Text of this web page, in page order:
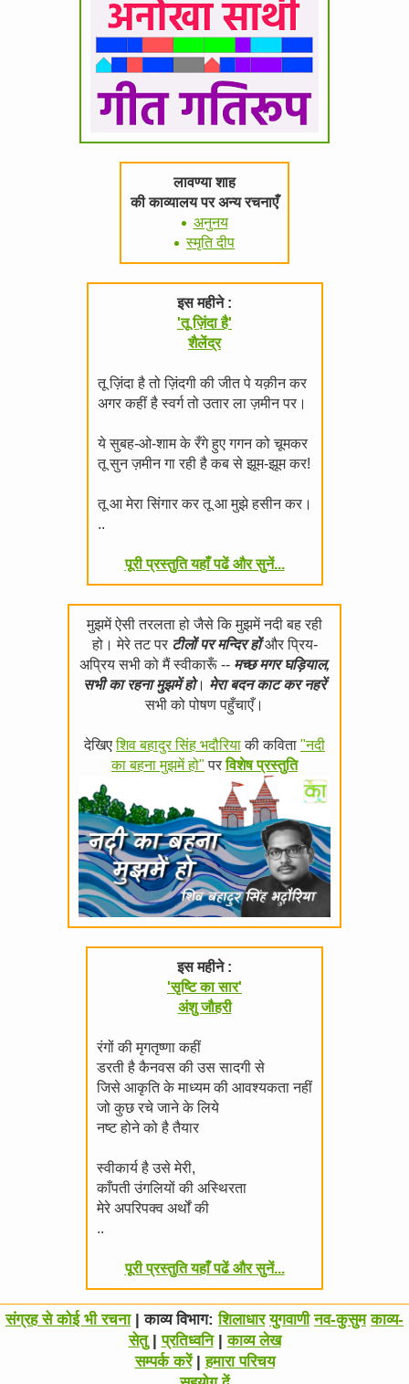
लावण्या शाह
की काव्यालय पर अन्य रचनाएँ
अनुनय
स्मृति दीप
इस महीने :
'तू ज़िंदा है'
शैलेंद्र
तू ज़िंदा है तो ज़िंदगी की जीत पे यक़ीन कर
अगर कहीं है स्वर्ग तो उतार ला ज़मीन पर।
ये सुबह-ओ-शाम के रँगे हुए गगन को चूमकर
तू सुन ज़मीन गा रही है कब से झूम-झूम कर!
तू आ मेरा सिंगार कर तू आ मुझे हसीन कर।
..
पूरी प्रस्तुति यहाँ पढें और सुनें...
मुझमें ऐसी तरलता हो जैसे कि मुझमें नदी बह रही
हो। मेरे तट पर टीलों पर मन्दिर होंऔर प्रिय-
अप्रिय सभी को मैं स्वीकारूँ -- मच्छ मगर घड़ियाल,
सभी का रहना मुझमें हो। मेरा बदन काट कर नहरें
सभी को पोषण पहुँचाएँ।
देखिएशिव बहादुर सिंह भदौरियाकी कविता "नदी
का बहना मुझमें हो" परविशेष प्रस्तुति
इस महीने :
'सृष्टि का सार'
अंशु जौहरी
रंगों की मृगतृष्णा कहीं
डरती है कैनवस की उस सादगी से
जिसे आकृति के माध्यम की आवश्यकता नहीं
जो कुछ रचे जाने के लिये
नष्ट होने को है तैयार
स्वीकार्य है उसे मेरी,
काँपती उंगलियों की अस्थिरता
मेरे अपरिपक्व अर्थों की
..
पूरी प्रस्तुति यहाँ पढें और सुनें...
संग्रह से कोई भी रचना| काव्य विभाग:शिलाधार युगवाणी नव-कुसुम काव्य-
सेतु|प्रतिध्वनि|काव्य लेख
सम्पर्क करें|हमारा परिचय